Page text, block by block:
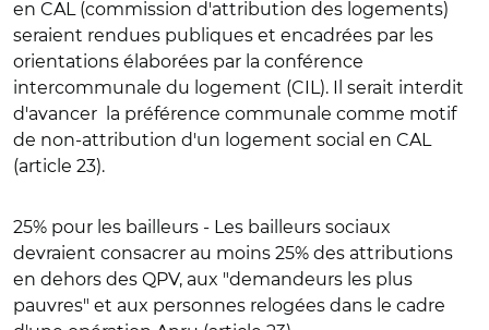
en CAL (commission d'attribution des logements)
seraient rendues publiques et encadrées par les
orientations élaborées par la conférence
intercommunale du logement (CIL). Il serait interdit
d'avancer
la préférence communale comme motif
de non-attribution d'un logement social en CAL
(article 23).
25% pour les bailleurs - Les bailleurs sociaux
devraient consacrer au moins 25% des attributions
en dehors des QPV, aux "demandeurs les plus
pauvres" et aux personnes relogées dans le cadre